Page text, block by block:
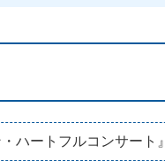
ハートフルコンサート』